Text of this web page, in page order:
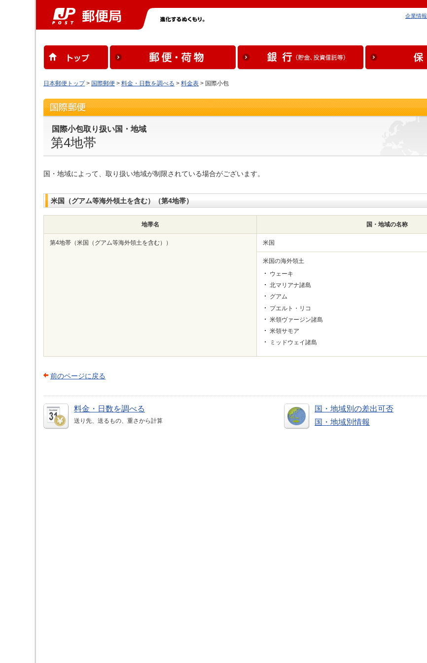
企業情報
日本郵便トップ> 国際郵便 > 料金・日数を調べる > 料金表 > 国際小包
国際小包取り扱い国・地域
第4地帯
国・地域によって、取り扱い地域が制限されている場合がございます。
米国（グアム等海外領土を含む）（第4地帯）
地帯名 国・地域の名称
第4地帯（米国（グアム等海外領土を含む）） 米国
米国の海外領土
ウェーキ
北マリアナ諸島
グアム
プエルト・リコ
米領ヴァージン諸島
米領サモア
ミッドウェイ諸島
前のページに戻る
料金・日数を調べる
送り先、送るもの、重さから計算
国・地域別の差出可否
国・地域別情報